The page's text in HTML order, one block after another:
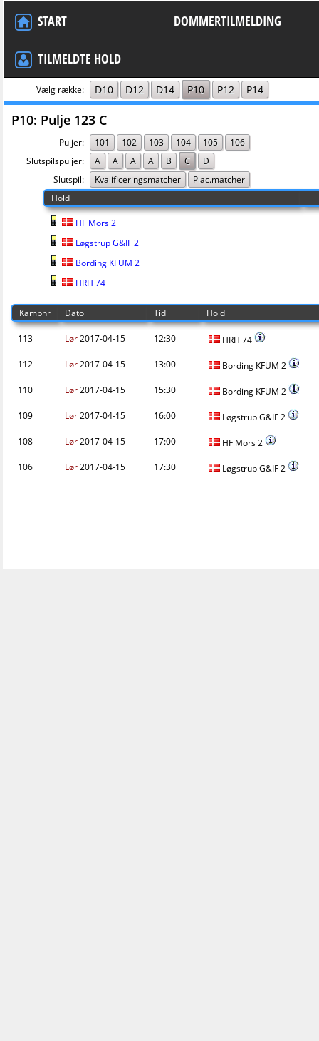
START DOMMERTILMELDING
TILMELDTE HOLD
Vælg række: D10 D12 D14 P10 P12 P14
P10: Pulje 123 C
Puljer: 101 102 103 104 105
106
Slutspilspuljer:
A A A A B C
D
Slutspil:
Kvalificeringsmatcher
Plac.matcher
Hold
HF Mors 2
Løgstrup G&IF 2
Bording KFUM 2
HRH 74
Kampnr Dato Tid Hold
113 Lør2017-04-15 12:30
HRH 74
112
Lør2017-04-15 13:00
Bording KFUM 2
110
Lør2017-04-15 15:30
Bording KFUM 2
109
Lør2017-04-15 16:00
Løgstrup G&IF 2
108
Lør2017-04-15 17:00
HF Mors 2
106
Lør2017-04-15 17:30 Løgstrup G&IF 2